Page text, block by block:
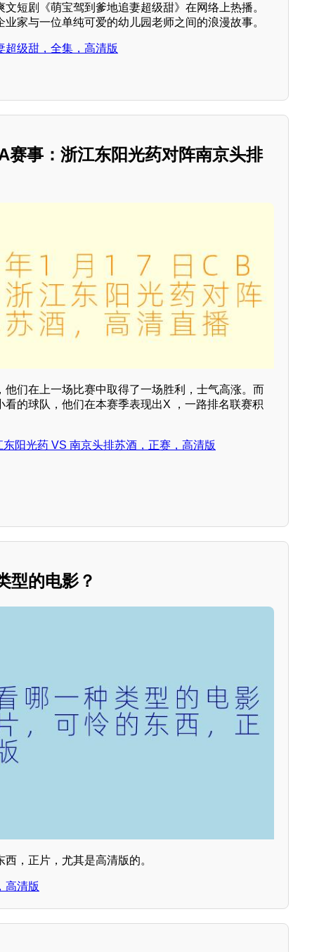
短剧《萌宝驾到爹地追妻超级甜》在网络上热播。
家与一位单纯可爱的幼儿园老师之间的浪漫故事。
超级甜，全集，高清版
赛事：浙江东阳光药对阵南京头排
他们在上一场比赛中取得了一场胜利，士气高涨。而
看的球队，他们在本赛季表现出X ，一路排名联赛积
阳光药 VS 南京头排苏酒，正赛，高清版
型的电影？
，正片，尤其是高清版的。
高清版